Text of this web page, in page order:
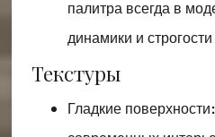
палитра всегда в
динамики и
Текстуры
Гладкие